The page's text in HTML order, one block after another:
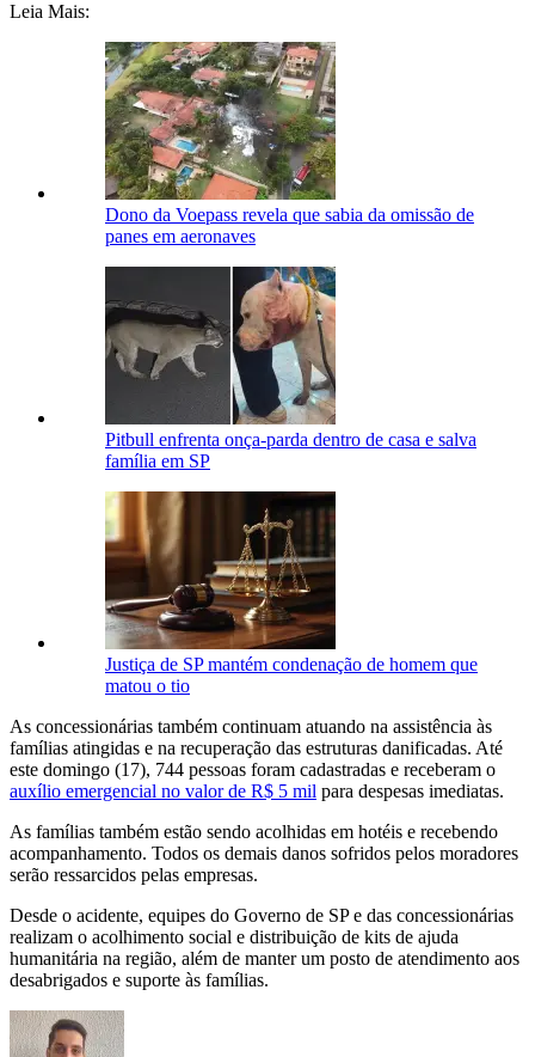
Leia Mais:
Dono da Voepass revela que sabia da omissão de
panes em aeronaves
Pitbull enfrenta onça-parda dentro de casa e salva
família em SP
Justiça de SP mantém condenação de homem que
matou o tio
As concessionárias também continuam atuando na assistência às
famílias atingidas e na recuperação das estruturas danificadas. Até
este domingo (17), 744 pessoas foram cadastradas e receberam o
auxílio emergencial no valor de R$ 5 mil para despesas imediatas.
As famílias também estão sendo acolhidas em hotéis e recebendo
acompanhamento. Todos os demais danos sofridos pelos moradores
serão ressarcidos pelas empresas.
Desde o acidente, equipes do Governo de SP e das concessionárias
realizam o acolhimento social e distribuição de kits de ajuda
humanitária na região, além de manter um posto de atendimento aos
desabrigados e suporte às famílias.